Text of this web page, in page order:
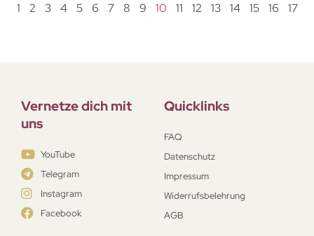
1 2 3 4 5 6 7 8 9 10 11 12 13 14 15 16 17
Vernetze dich mit
uns
YouTube
Telegram
Instagram
Facebook
Quicklinks
FAQ
Datenschutz
Impressum
Widerrufsbelehrung
AGB